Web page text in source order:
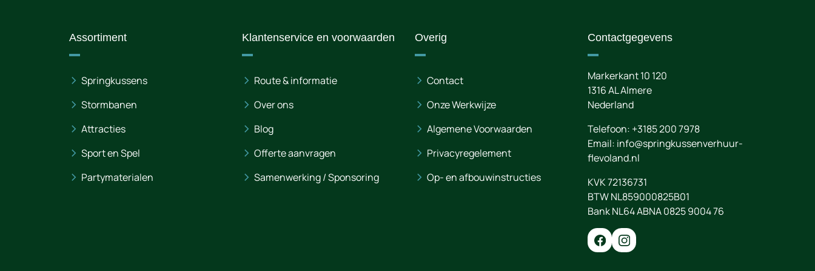
Assortiment
Springkussens
Stormbanen
Attracties
Sport en Spel
Partymaterialen
Klantenservice en voorwaarden
Route & informatie
Over ons
Blog
Offerte aanvragen
Samenwerking / Sponsoring
Overig
Contact
Onze Werkwijze
Algemene Voorwaarden
Privacyregelement
Op- en afbouwinstructies
Contactgegevens
Markerkant 10 120
1316 ALAlmere
Nederland
Telefoon: +3185 200 7978
Email: info@springkussenverhuur-
flevoland.nl
KVK 72136731
BTW NL859000825B01
Bank NL64 ABNA 0825 9004 76